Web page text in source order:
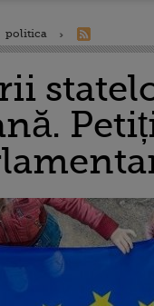
politica